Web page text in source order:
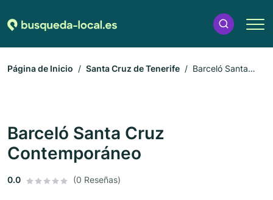
Página de Inicio Santa Cruz de Tenerife
Barceló Santa
Barceló Santa Cruz
Contemporáneo
0.0 (0 Reseñas)